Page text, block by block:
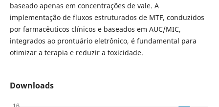
baseado apenas em concentrações de vale. A
implementação de fluxos estruturados de MTF, conduzidos
por farmacêuticos clínicos e baseados em AUC/MIC,
integrados ao prontuário eletrônico, é fundamental para
otimizar a terapia e reduzir a toxicidade.
Downloads